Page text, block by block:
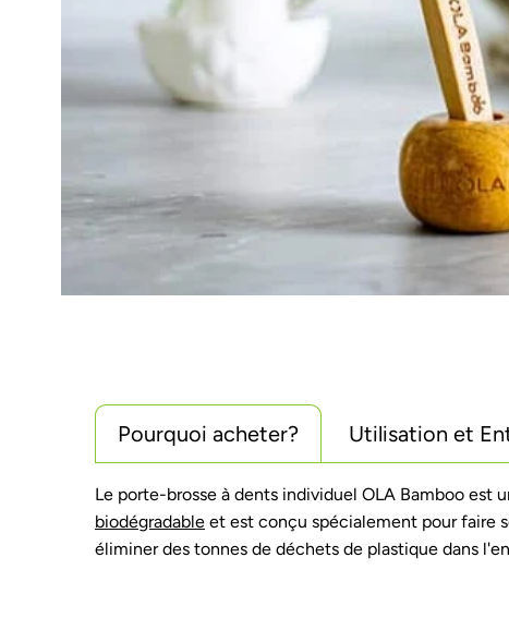
Pourquoi acheter? Utilisation et
Le porte-brosse à dents individuel OLA Bamboo est
biodégradable et est conçu spécialement pour faire
éliminer des tonnes de déchets de plastique dans